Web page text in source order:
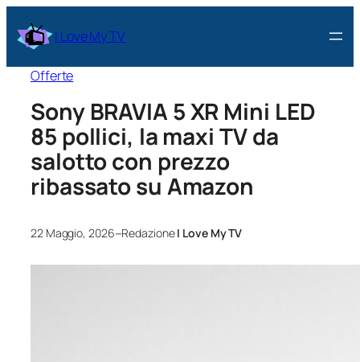
I Love My TV
Offerte
Sony BRAVIA 5 XR Mini LED
85 pollici, la maxi TV da
salotto con prezzo
ribassato su Amazon
22 Maggio, 2026–RedazioneI Love My TV